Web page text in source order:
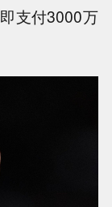
支付3000万